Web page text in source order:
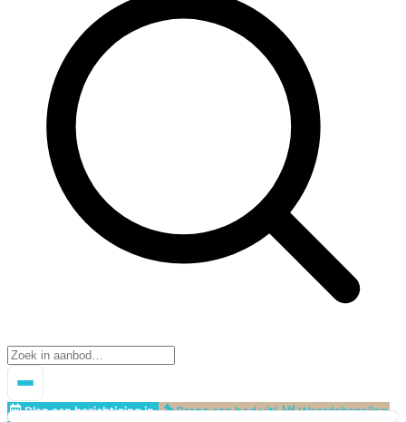
Plan een bezichtiging in Breng een bod uit!
Waardebepaling